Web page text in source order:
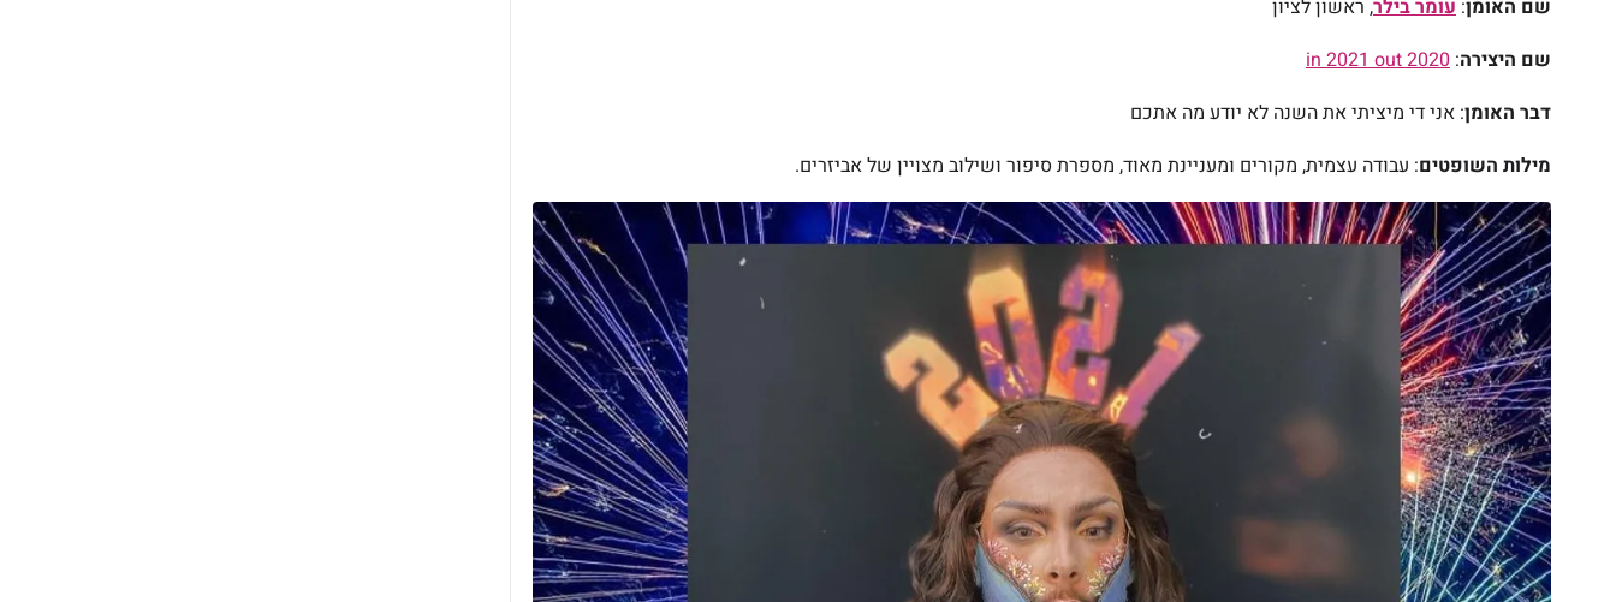
שם האומן: עומר בילר, ראשון לציון
שם היצירה:
2020 in 2021 out
דבר האומן: ‎אני די מיציתי את השנה לא יודע מה אתכם
מילות השופטים: עבודה עצמית, מקורים ומעניינת מאוד, מספרת סיפור ושילוב מצויין של אביזרים.